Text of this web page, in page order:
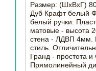
Размер: (ШхВхГ)
Дуб Крафт белый
белый ручки:
матовые - высота
стена - ЛДВП 4мм.
стиль.
Гранд - простота и
Прямолинейный